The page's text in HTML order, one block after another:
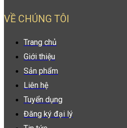
VỀ CHÚNG TÔI
Trang chủ
Giới thiệu
Sản phẩm
Liên hệ
Tuyển dụng
Đăng ký đại lý